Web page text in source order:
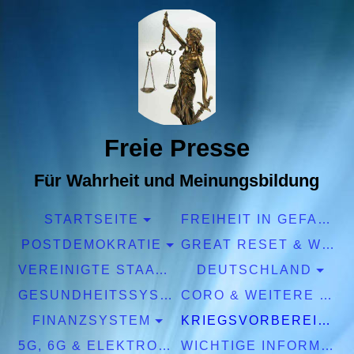
Freie Presse
Für Wahrheit und Meinungsbildung
STARTSEITE
FREIHEIT IN GEFAHR
POSTDEMOKRATIE
GREAT RESET & WEF
VEREINIGTE STAATEN EUROPA
DEUTSCHLAND
GESUNDHEITSSYSTEM
CORO & WEITERE PANDEMIEN
FINANZSYSTEM
KRIEGSVORBEREITUNGEN
5G, 6G & ELEKTROSMOG
WICHTIGE INFORMATIONEN